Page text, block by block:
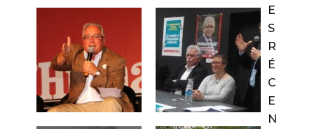
E
S
R
É
C
E
N